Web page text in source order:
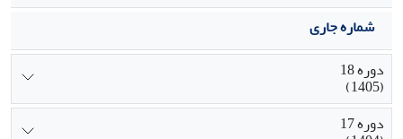
شماره جاری
دوره 18
(1405)
دوره 17